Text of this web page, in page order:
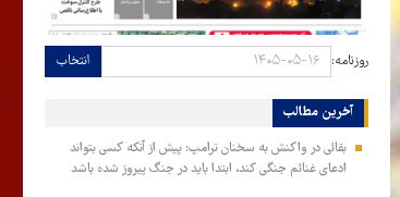
روزنامه: انتخاب
آخرین مطالب
بقائی در واکنش به سخنان ترامپ: پیش از آنکه کسی بتواند
ادعای غنائم جنگی کند، ابتدا باید در جنگ پیروز شده باشد